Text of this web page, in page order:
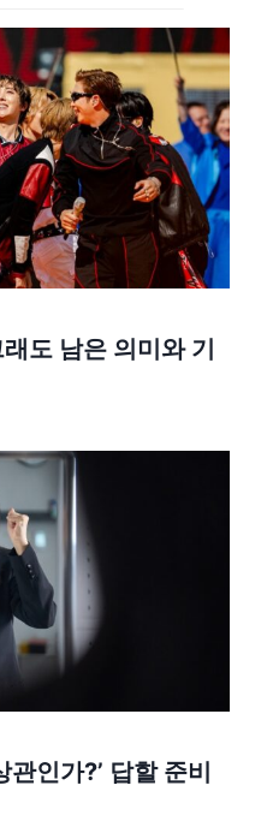
도 남은 의미와 기
관인가?’ 답할 준비